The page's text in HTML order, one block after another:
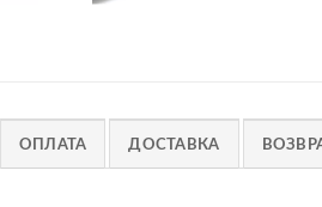
ОПЛАТА ДОСТАВКА